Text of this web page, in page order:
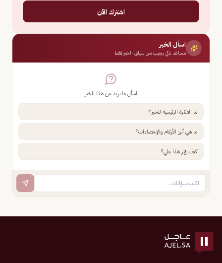
اشترك الآن
اسأل الخبر
مساعد ذكي يجيب من سياق الخبر فقط
اسأل ما تريد عن هذا الخبر
ما الفكرة الرئيسية للخبر؟
ما هي أبرز الأرقام والإحصاءات؟
كيف يؤثر هذا علي؟